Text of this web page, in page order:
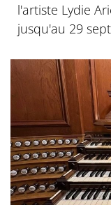
l'artiste Lydie
jusqu'au 29